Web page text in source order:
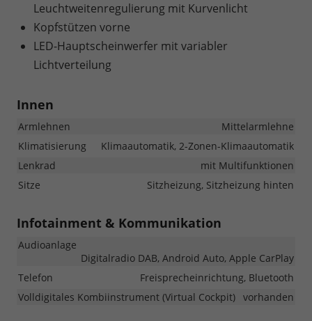
Leuchtweitenregulierung mit Kurvenlicht
Kopfstützen vorne
LED-Hauptscheinwerfer mit variabler
Lichtverteilung
Innen
Armlehnen
Mittelarmlehne
Klimatisierung
Klimaautomatik, 2-Zonen-Klimaautomatik
Lenkrad
mit Multifunktionen
Sitze
Sitzheizung, Sitzheizung hinten
Infotainment & Kommunikation
Audioanlage
Digitalradio DAB, Android Auto, Apple CarPlay
Telefon
Freisprecheinrichtung, Bluetooth
Volldigitales Kombiinstrument (Virtual Cockpit) vorhanden